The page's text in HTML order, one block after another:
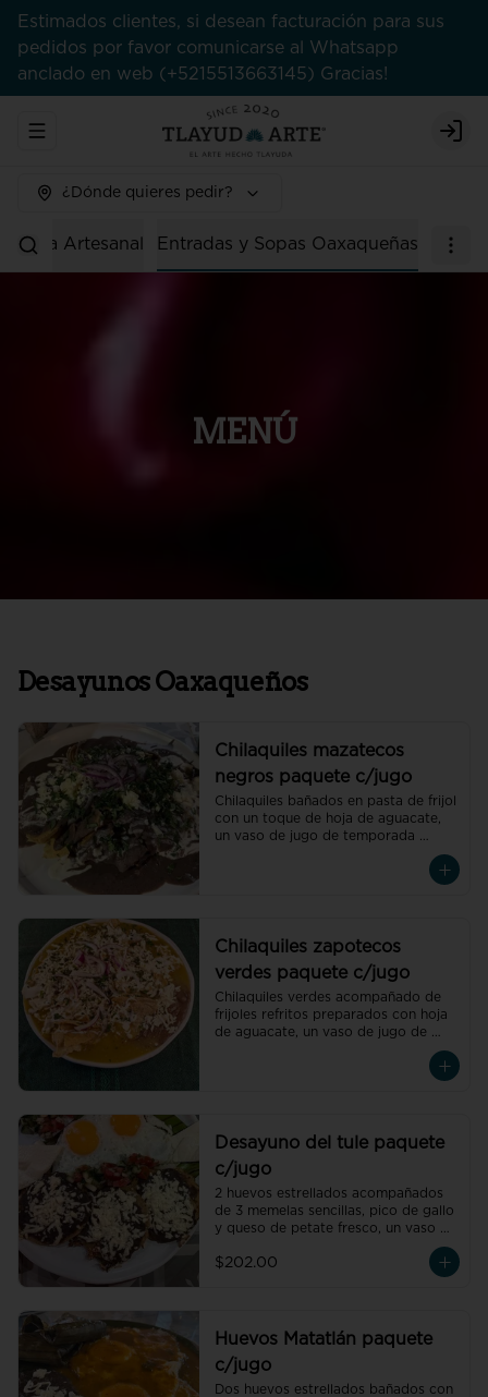
Estimados clientes, si desean facturación para sus
pedidos por favor comunicarse al Whatsapp
anclado en web (+5215513663145) Gracias!
Abrir menu de navegación
¿Dónde quieres pedir?
Tienda Artesanal Entradas y Sopas Oaxaqueñas
MENÚ
Desayunos Oaxaqueños
Chilaquiles mazatecos
negros paquete c/jugo
Chilaquiles bañados en pasta de frijol
con un toque de hoja de aguacate,
un vaso de jugo de temporada
pluma hidalgo, oaxaca, un pan dulce
chilaquiles
Chilaquiles zapotecos
verdes paquete c/jugo
Chilaquiles verdes acompañado de
frijoles refritos preparados con hoja
de aguacate, un vaso de jugo de
café americano 300 ml orgánico de
pluma hidalgo, oaxaca, un pan dulce
chilaquiles.
Desayuno del tule paquete
c/jugo
2 huevos estrellados acompañados
de 3 memelas sencillas, pico de gallo
y queso de petate fresco, un vaso de
jugo de temporada natural de 250
ml y un café americano 300 ml
orgánico de pluma hidalgo, oaxaca,
$202.00
Huevos Matatlán paquete
c/jugo
Dos huevos estrellados bañados con